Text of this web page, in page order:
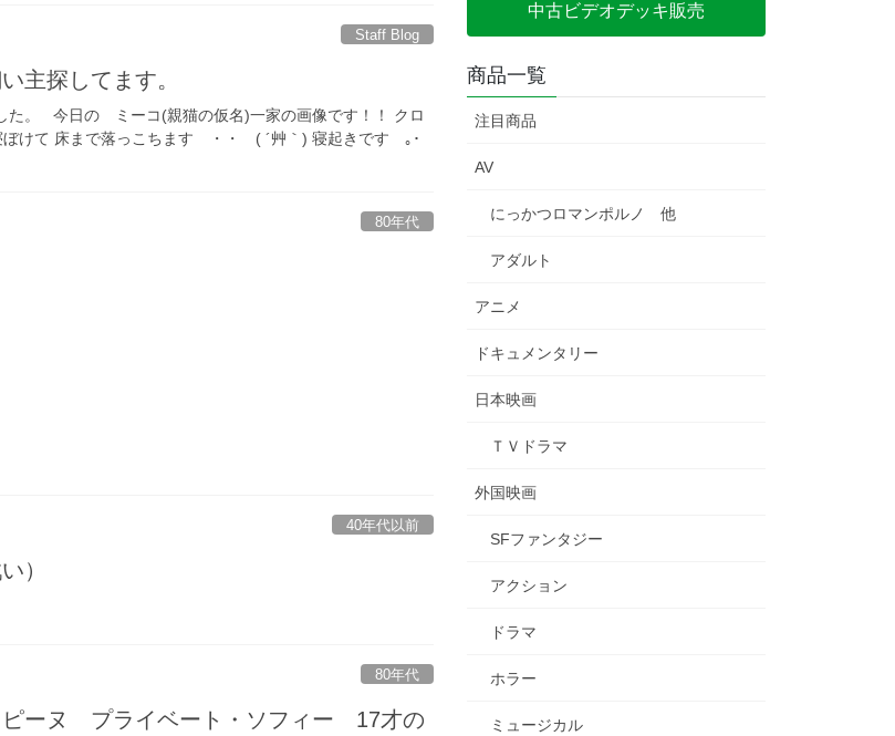
Staff Blog
主探してます。
た。 今日の ミーコ(親猫の仮名)一家の画像です！！ クロ
けて 床まで落っこちます ・・ ( ´艸｀) 寝起きです ｡･
80年代
40年代以前
）
80年代
ーヌ プライベート・ソフィー 17才の
中古ビデオデッキ販売
商品一覧
注目商品
AV
にっかつロマンポルノ 他
アダルト
アニメ
ドキュメンタリー
日本映画
ＴＶドラマ
外国映画
SFファンタジー
アクション
ドラマ
ホラー
ミュージカル